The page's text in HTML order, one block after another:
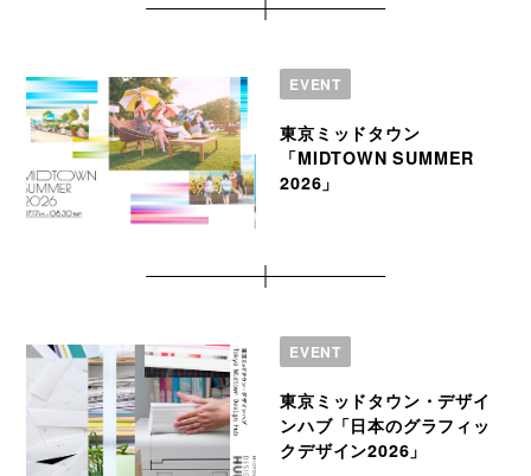
EVENT
東京ミッドタウン
「MIDTOWN SUMMER
2026」
EVENT
東京ミッドタウン・デザイ
ンハブ「日本のグラフィッ
クデザイン2026」